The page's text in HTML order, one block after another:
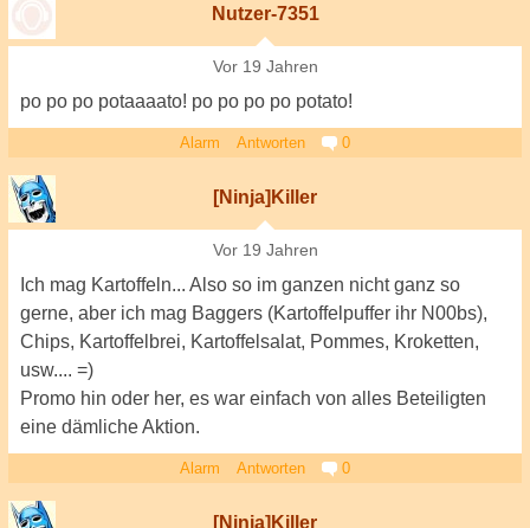
Nutzer-7351
Vor 19 Jahren
po po po potaaaato! po po po po potato!
Alarm Antworten 0
[Ninja]Killer
Vor 19 Jahren
Ich mag Kartoffeln... Also so im ganzen nicht ganz so
gerne, aber ich mag Baggers (Kartoffelpuffer ihr N00bs),
Chips, Kartoffelbrei, Kartoffelsalat, Pommes, Kroketten,
usw.... =)
Promo hin oder her, es war einfach von alles Beteiligten
eine dämliche Aktion.
Alarm Antworten 0
[Ninja]Killer